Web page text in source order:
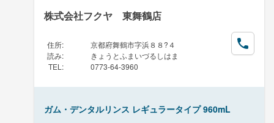
株式会社フクヤ 東舞鶴店
住所:
京都府舞鶴市字浜８８?４
読み:
きょうとふまいづるしはま
TEL : 0773-64-3960
ガム・デンタルリンス レギュラータイプ 960mL